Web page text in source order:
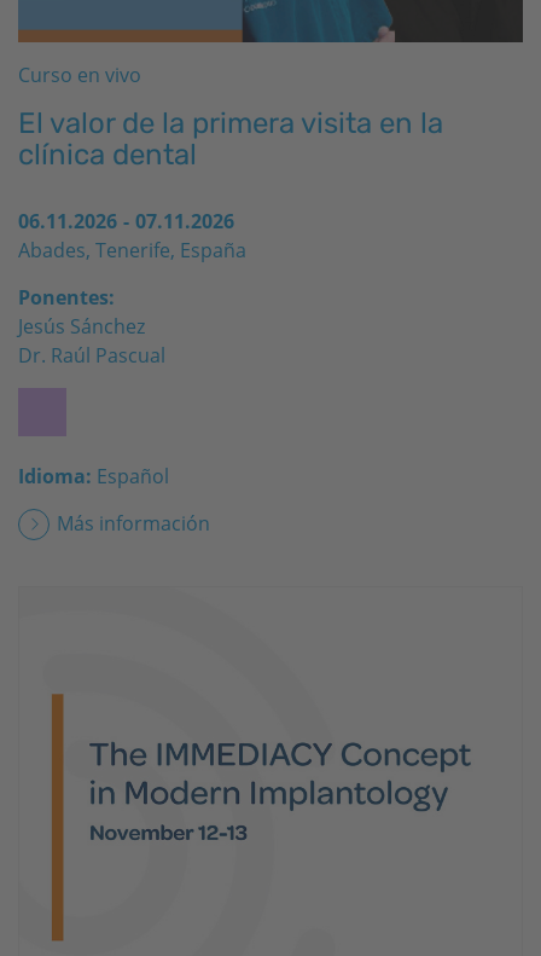
Curso en vivo
El valor de la primera visita en la
clínica dental
06.11.2026 - 07.11.2026
Abades, Tenerife, España
Ponentes:
Jesús Sánchez
Dr. Raúl Pascual
Idioma: Español
Más información